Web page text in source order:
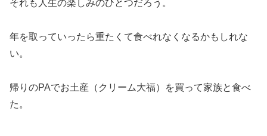
それも人生の楽しみのひとつだろう。
年を取っていったら重たくて食べれなくなるかもしれな
い。
帰りのPAでお土産（クリーム大福）を買って家族と食べ
た。